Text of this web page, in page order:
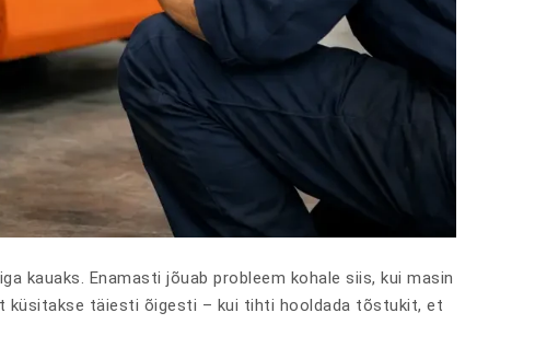
kauaks. Enamasti jõuab probleem kohale siis, kui masin
küsitakse täiesti õigesti – kui tihti hooldada tõstukit, et